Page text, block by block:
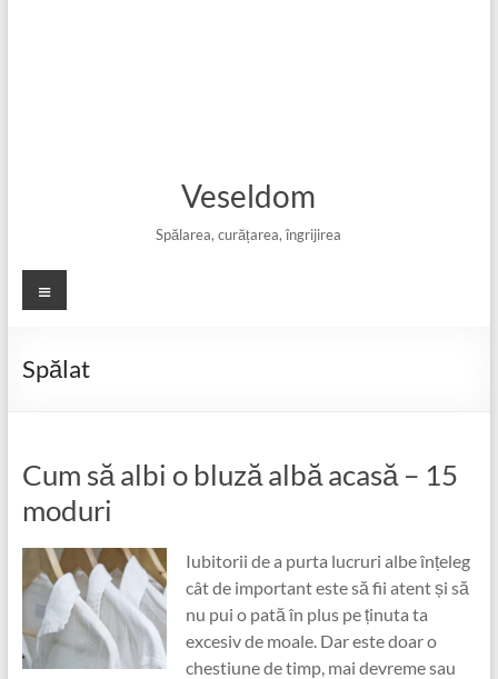
Veseldom
Spălarea, curățarea, îngrijirea
Meniu
Spălat
Cum să albi o bluză albă acasă – 15
moduri
Iubitorii de a purta lucruri albe înțeleg
cât de important este să fii atent și să
nu pui o pată în plus pe ținuta ta
excesiv de moale. Dar este doar o
chestiune de timp, mai devreme sau